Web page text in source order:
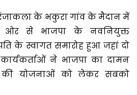
के भकुरा गांव के मैदान में
ओर से भाजपा के नवनियुक्त
के स्वागत समारोह हुआ जहां दो
ने भाजपा का दामन
की योजनाओं को लेकर सबको